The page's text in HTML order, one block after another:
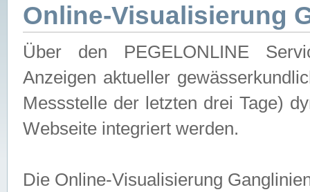
Online-Visualisierung
Über den PEGELONLINE
Anzeigen aktueller
Messstelle der letzten drei Tage)
Webseite integriert werden.
Die Online-Visualisierung